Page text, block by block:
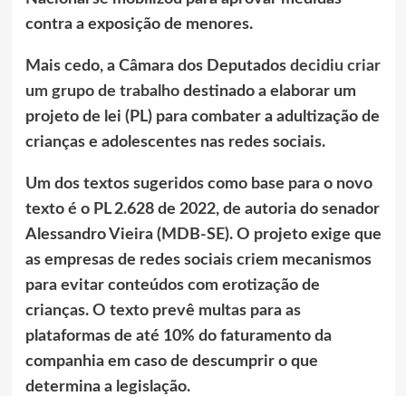
contra a exposição de menores.
Mais cedo, a Câmara dos Deputadosdecidiu criar
um grupo de trabalhodestinado a elaborar um
projeto de lei (PL) para combater a adultização de
crianças e adolescentes nas redes sociais.
Um dos textos sugeridos como base para o novo
texto é o PL 2.628 de 2022, de autoria do senador
Alessandro Vieira (MDB-SE). O projeto exige que
as empresas de redes sociais criem mecanismos
para evitar conteúdos com erotização de
crianças. O texto prevê multas para as
plataformas de até 10% do faturamento da
companhia em caso de descumprir o que
determina a legislação.